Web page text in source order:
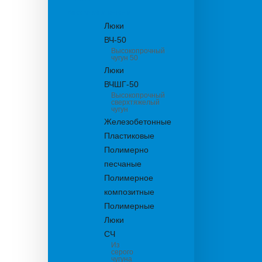
Люки
ВЧ-50
Высокопрочный
чугун 50
Люки
ВЧШГ-50
Высокопрочный
сверхтяжелый
чугун
Железобетонные
Пластиковые
Полимерно
песчаные
Полимерное
композитные
Полимерные
Люки
СЧ
Из
серого
чугуна